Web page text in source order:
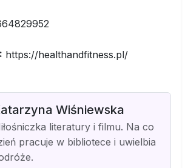
https://healthandfitness.pl/
Wiśniewska
literatury i filmu. Na co
pracuje w bibliotece i uwielbia